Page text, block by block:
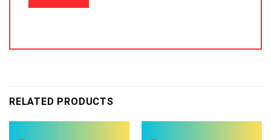
RELATED PRODUCTS